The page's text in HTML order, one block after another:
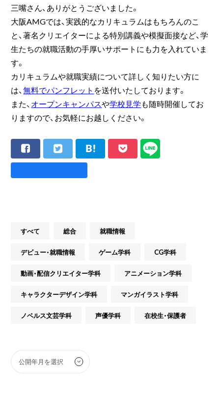
三嘴さん、ありがとうございました。
大阪AMGでは、実践的なカリキュラムはもちろんのこ
と、著名クリエイターによる特別講義や模擬面接など、学
生たちの就職活動の手厚いサポートにも力を入れていま
す。
カリキュラムや就職実績について詳しく知りたい方に
は、無料でパンフレット を送付いたしております。
また、 オープンキャンパスや学校見学も随時開催してお
りますので、お気軽にお越しください。
すべて 総合 就職情報
デビュー・就職情報 ゲーム学科 CG学科
動画・配信クリエイター学科 アニメーション学科
キャラクターデザイン学科 マンガイラスト学科
ノベルス文芸学科 声優学科 在校生・保護者